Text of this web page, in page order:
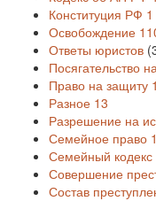
Конституция РФ 1
Освобождение
Ответы юристов
Посягательство
Право на защиту
Разное 13
Разрешение на
Семейное право 1
Семейный кодекс
Совершение
Состав